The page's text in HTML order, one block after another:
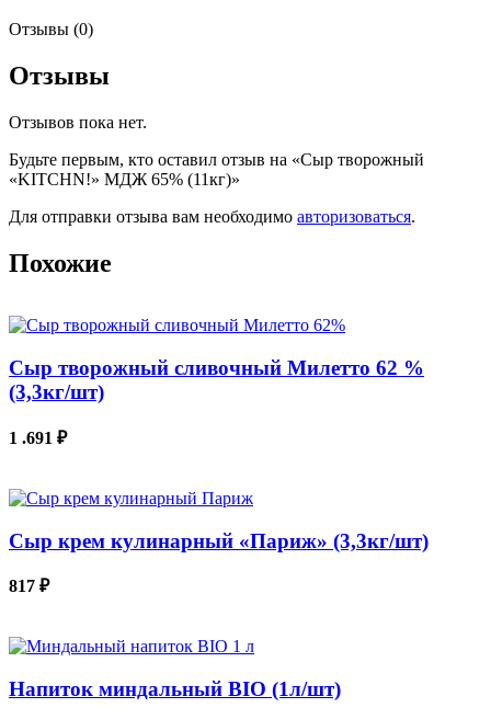
Отзывы (0)
Отзывы
Отзывов пока нет.
Будьте первым, кто оставил отзыв на «Сыр творожный
«KITCHN!» МДЖ 65% (11кг)»
Для отправки отзыва вам необходимо авторизоваться.
Похожие
Сыр творожный сливочный Милетто 62 %
(3,3кг/шт)
1 .691 ₽
Сыр крем кулинарный «Париж» (3,3кг/шт)
817 ₽
Напиток миндальный BIO (1л/шт)